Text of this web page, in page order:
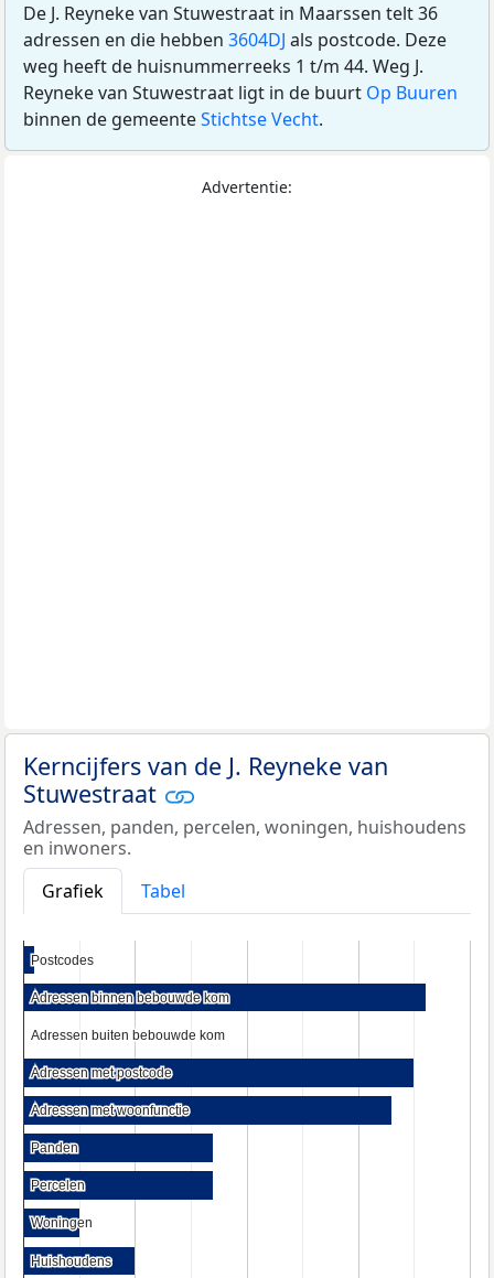
De J. Reyneke van Stuwestraat in Maarssen telt 36
adressen en die hebben 3604DJ als postcode. Deze
weg heeft de huisnummerreeks 1 t/m 44. Weg J.
Reyneke van Stuwestraat ligt in de buurt Op Buuren
binnen de gemeenteStichtse Vecht.
Advertentie:
Kerncijfers van de J. Reyneke van
Stuwestraat
Adressen, panden, percelen, woningen, huishoudens
en inwoners.
Grafiek
Tabel
Postcodes
Postcodes
Adressen binnen bebouwde kom
Adressen binnen bebouwde kom
Adressen buiten bebouwde kom
Adressen buiten bebouwde kom
Adressen met postcode
Adressen met postcode
Adressen met woonfunctie
Adressen met woonfunctie
Panden
Panden
Percelen
Percelen
Woningen
Woningen
Huishoudens
Huishoudens